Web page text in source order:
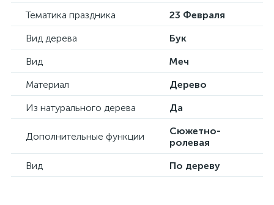
Тематика праздника
23 Февраля
Вид дерева
Бук
Вид
Меч
Материал
Дерево
Из натурального дерева
Да
Дополнительные функции
Сюжетно-
ролевая
Вид
По дереву